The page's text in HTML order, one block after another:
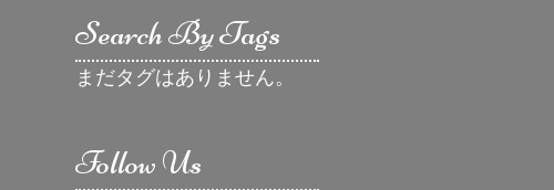
Search By Tags
まだタグはありません。
Follow Us